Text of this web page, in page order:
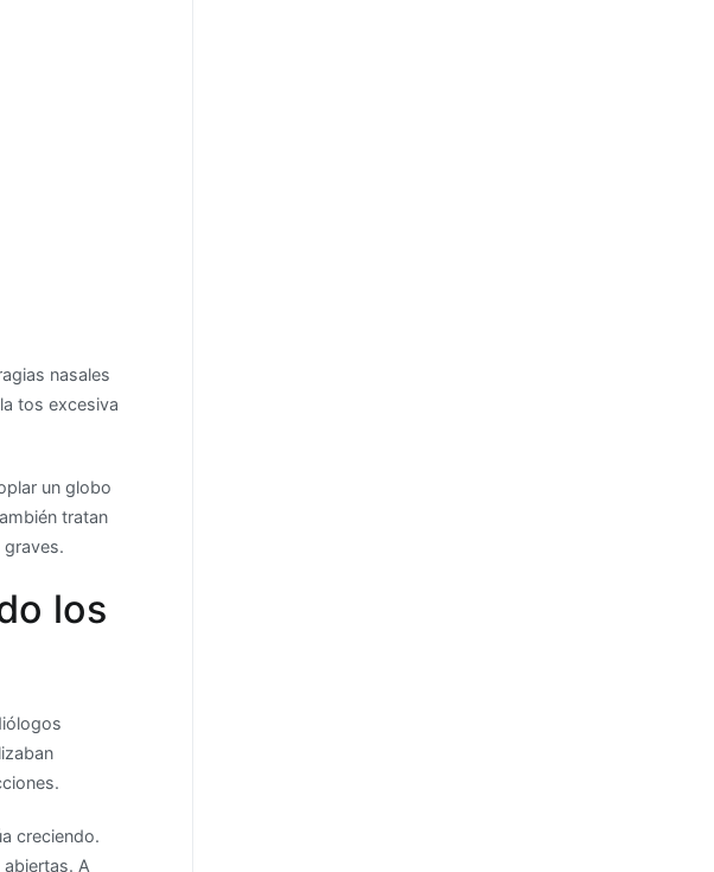
nasales
tos excesiva
un globo
tratan
los
creciendo.
A